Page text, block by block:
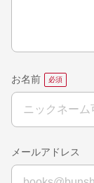
お名前
メールアドレス